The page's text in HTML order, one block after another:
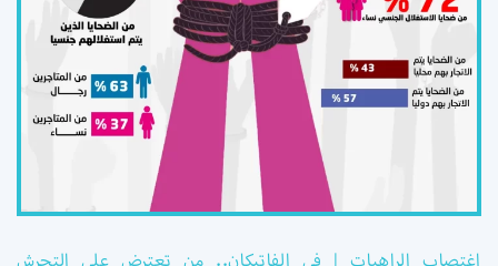
اغتصاب الراهبات | في الفاتيكان.. من تعترض على التحرش